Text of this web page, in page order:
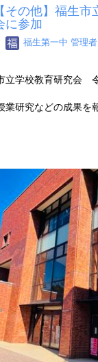
その他】福生市
参加
福生第一中 管理者
立学校教育研究会
業研究などの成果を